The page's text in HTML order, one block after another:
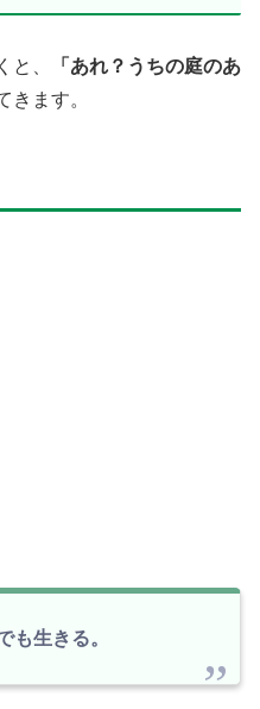
と、
「あれ？うちの庭のあ
きます。
も生きる。